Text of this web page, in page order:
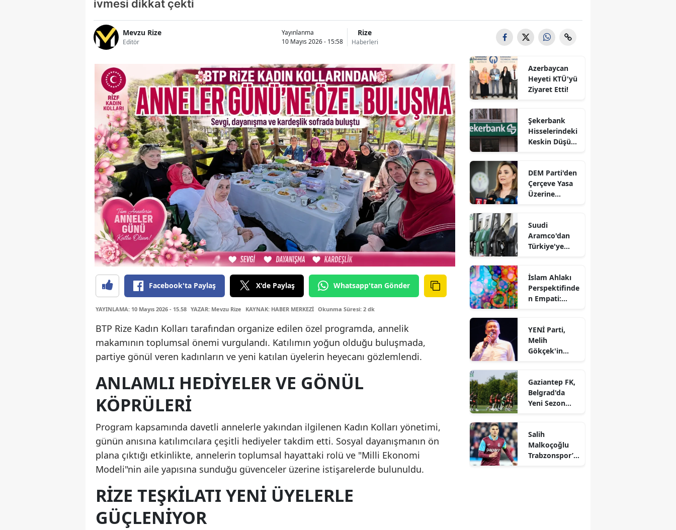
ivmesi dikkat çekti
Mevzu Rize
Editör
Yayınlanma
10 Mayıs 2026 - 15:58
Rize
Haberleri
Facebook'ta Paylaş X'de Paylaş Whatsapp'tan Gönder
YAYINLAMA: 10 Mayıs 2026 - 15.58 YAZAR: Mevzu Rize KAYNAK: HABER MERKEZİ Okunma Süresi: 2 dk
BTP Rize Kadın Kolları tarafından organize edilen özel programda, annelik
makamının toplumsal önemi vurgulandı. Katılımın yoğun olduğu buluşmada,
partiye gönül veren kadınların ve yeni katılan üyelerin heyecanı gözlemlendi.
ANLAMLI HEDIYELER VE GÖNÜL
KÖPRÜLERI
Program kapsamında davetli annelerle yakından ilgilenen Kadın Kolları yönetimi,
günün anısına katılımcılara çeşitli hediyeler takdim etti. Sosyal dayanışmanın ön
plana çıktığı etkinlikte, annelerin toplumsal hayattaki rolü ve "Milli Ekonomi
Modeli"nin aile yapısına sunduğu güvenceler üzerine istişarelerde bulunuldu.
RIZE TEŞKILATI YENI ÜYELERLE
GÜÇLENIYOR
Azerbaycan
Heyeti KTÜ'yü
Ziyaret Etti!
Şekerbank
Hisselerindeki
Keskin Düşüş
Aydınlatma
Platformu'na
Açıklamada
DEM Parti'den
Çerçeve Yasa
Üzerine
Görüşler
Mevcut"
Suudi
Aramco'dan
Türkiye'ye
Enerji'de
Yüzde 30
Ortaklık
İslam Ahlakı
Perspektifinde
n Empati:
YENİ Parti,
Melih
Gökçek'in
Gaziantep FK,
Belgrad'da
Yeni Sezon
Ettiriyor!
Salih
Malkoçoğlu
Trabzonspor’d